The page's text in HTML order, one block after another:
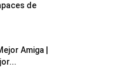
de
Amiga |